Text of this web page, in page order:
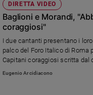
DIRETTA VIDEO
Baglioni e Morandi,
coraggiosi"
I due cantanti presentano i
palco del Foro Italico di
Capitani coraggiosi scritta dal
progetto aperto al contributo di
Eugenio Arcidiacono